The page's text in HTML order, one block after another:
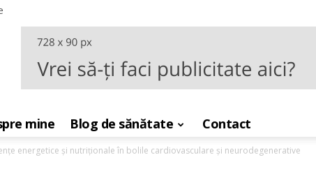
mine Blog de sănătate Contact
energetice și nutriționale în bolile cardiovasculare și neurodegenerative